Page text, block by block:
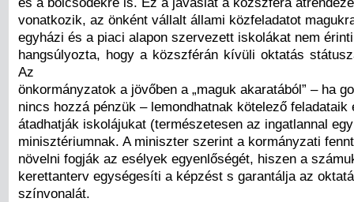
vonatkozik, az önként vállalt állami közfeladatot
egyházi és a piaci alapon szervezett iskolákat nem
hangsúlyozta, hogy a közszférán kívüli oktatás
Az
önkormányzatok a jövőben a „maguk akaratából” – ha
nincs hozzá pénzük – lemondhatnak kötelező feladataik
átadhatják iskolájukat (természetesen az ingatlannal
minisztériumnak. A miniszter szerint a kormányzati
növelni fogják az esélyek egyenlőségét, hiszen a
kerettanterv egységesíti a képzést s garantálja az
színvonalát.